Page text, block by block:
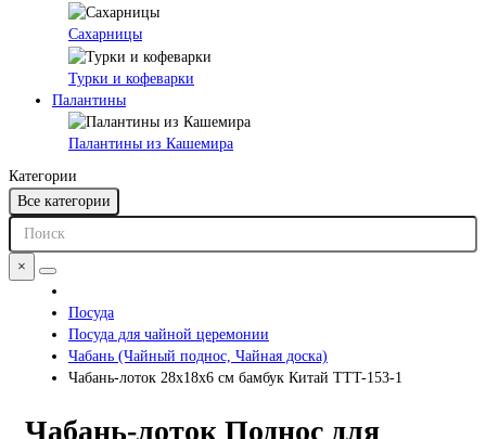
Сахарницы
Турки и кофеварки
Палантины
Палантины из Кашемира
Категории
Все категории
×
Посуда
Посуда для чайной церемонии
Чабань (Чайный поднос, Чайная доска)
Чабань-лоток 28х18х6 см бамбук Китай TTT-153-1
Чабань-лоток Поднос для